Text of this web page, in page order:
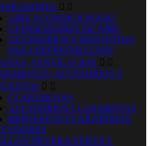
 
AIRE ACONDICIONADO
GENERADORES DE AIRE
ACCESORIOS Y REPUESTOS
PARA REFRIGERACION
VENTILACION  
ACCESORIOS Y
 
CLARABOYAS
ACCESORIOS CLARABOYAS
REPUESTOS CLARABORAS
VENTA Y